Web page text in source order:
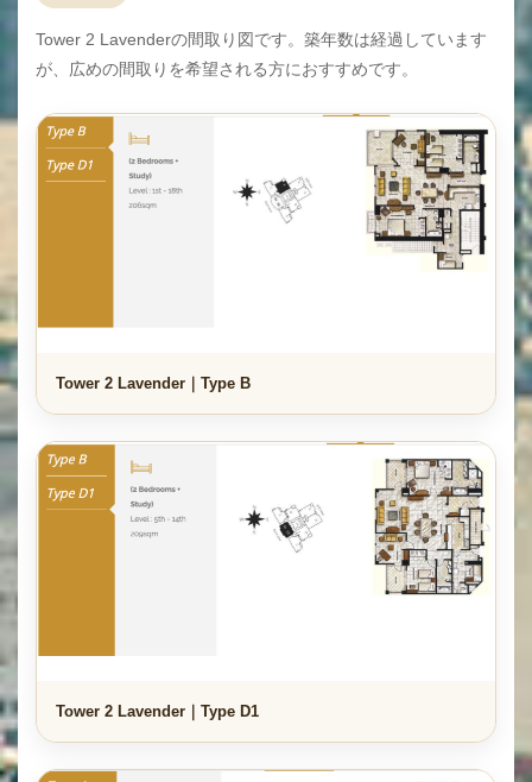
Tower 2 Lavenderの間取り図です。築年数は経過しています
が、広めの間取りを希望される方におすすめです。
Tower 2 Lavender｜Type B
Tower 2 Lavender｜Type D1